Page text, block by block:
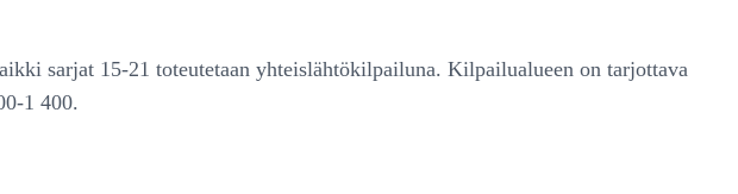
sarjat 15-21 toteutetaan yhteislähtökilpailuna. Kilpailualueen on tarjottava
1 400.